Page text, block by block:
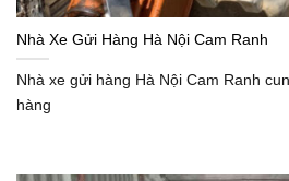
Nhà Xe Gửi Hàng Hà Nội Cam Ranh
Nhà xe gửi hàng Hà Nội Cam Ranh
hàng